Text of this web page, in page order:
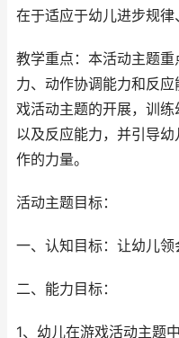
在于适应于幼儿进步规律
教学重点：本活动主题
力、动作协调能力和反
戏活动主题的开展，训
以及反应能力，并引导
作的力量。
活动主题目标：
一、认知目标：让幼儿领
二、能力目标：
1、幼儿在游戏活动主题